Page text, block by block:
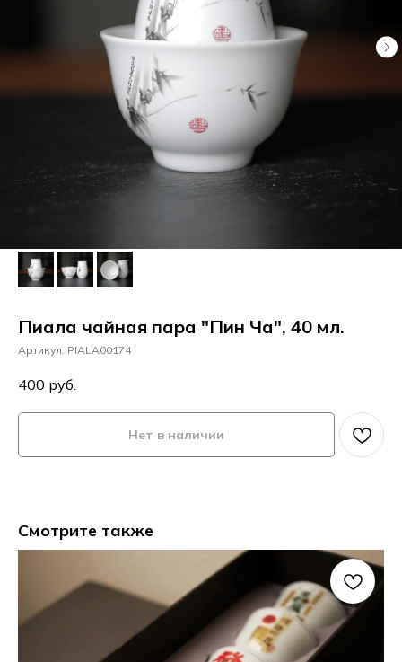
Пиала чайная пара "Пин Ча", 40 мл.
Артикул: PIALA00174
400 руб.
Нет в наличии
Смотрите также